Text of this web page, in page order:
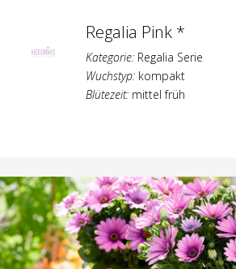
Regalia Pink *
Kategorie: Regalia Serie
Wuchstyp: kompakt
Blütezeit: mittel früh